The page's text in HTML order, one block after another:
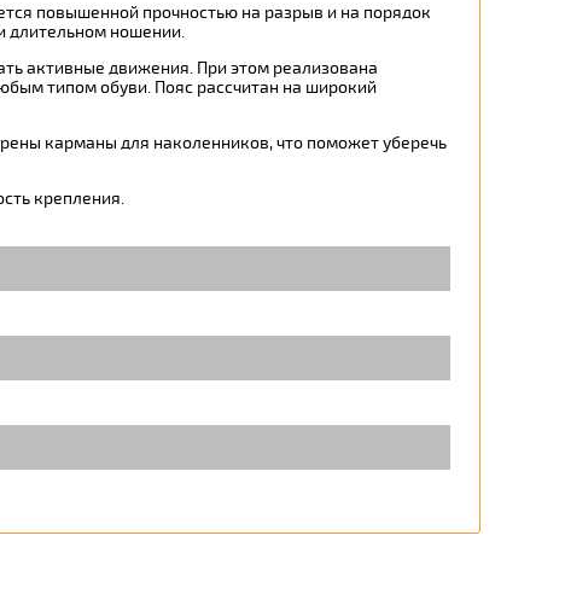
повышенной прочностью на разрыв и на порядок
длительном ношении.
активные движения. При этом реализована
типом обуви. Пояс рассчитан на широкий
карманы для наколенников, что поможет уберечь
крепления.